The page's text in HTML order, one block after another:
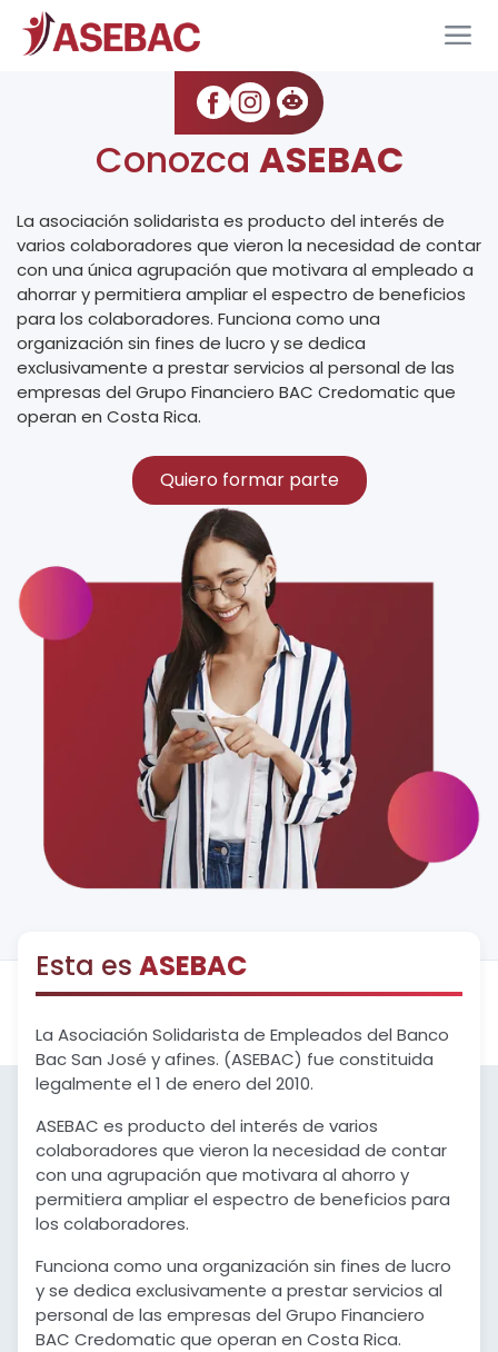
Conozca ASEBAC
La asociación solidarista es producto del interés de
varios colaboradores que vieron la necesidad de contar
con una única agrupación que motivara al empleado a
ahorrar y permitiera ampliar el espectro de beneficios
para los colaboradores. Funciona como una
organización sin fines de lucro y se dedica
exclusivamente a prestar servicios al personal de las
empresas del Grupo Financiero BAC Credomatic que
operan en Costa Rica.
Quiero formar parte
Esta es ASEBAC
La Asociación Solidarista de Empleados del Banco
Bac San José y afines. (ASEBAC) fue constituida
legalmente el 1 de enero del 2010.
ASEBAC es producto del interés de varios
colaboradores que vieron la necesidad de contar
con una agrupación que motivara al ahorro y
permitiera ampliar el espectro de beneficios para
los colaboradores.
Funciona como una organización sin fines de lucro
y se dedica exclusivamente a prestar servicios al
personal de las empresas del Grupo Financiero
BAC Credomatic que operan en Costa Rica.